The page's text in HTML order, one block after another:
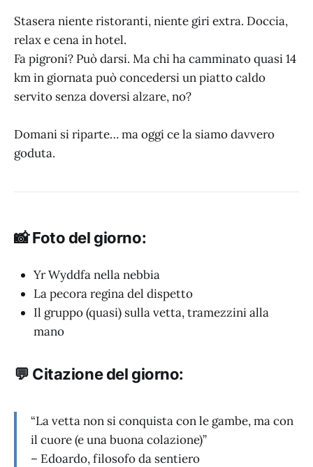
Stasera niente ristoranti, niente giri extra. Doccia,
relax e cena in hotel.
Fa pigroni? Può darsi. Ma chi ha camminato quasi 14
km in giornata può concedersi un piatto caldo
servito senza doversi alzare, no?
Domani si riparte… ma oggi ce la siamo davvero
goduta.
📸 Foto del giorno:
Yr Wyddfa nella nebbia
La pecora regina del dispetto
Il gruppo (quasi) sulla vetta, tramezzini alla
mano
💬 Citazione del giorno:
“La vetta non si conquista con le gambe, ma con
il cuore (e una buona colazione)”
– Edoardo, filosofo da sentiero